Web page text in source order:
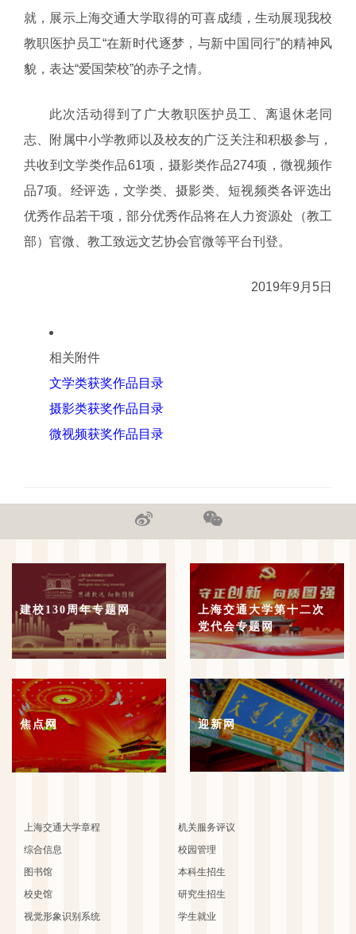
就，展示上海交通大学取得的可喜成绩，生动展现我校
教职医护员工“在新时代逐梦，与新中国同行”的精神风
貌，表达“爱国荣校”的赤子之情。
此次活动得到了广大教职医护员工、离退休老同
志、附属中小学教师以及校友的广泛关注和积极参与，
共收到文学类作品61项，摄影类作品274项，微视频作
品7项。经评选，文学类、摄影类、短视频类各评选出
优秀作品若干项，部分优秀作品将在人力资源处（教工
部）官微、教工致远文艺协会官微等平台刊登。
2019年9月5日
相关附件
文学类获奖作品目录
摄影类获奖作品目录
微视频获奖作品目录